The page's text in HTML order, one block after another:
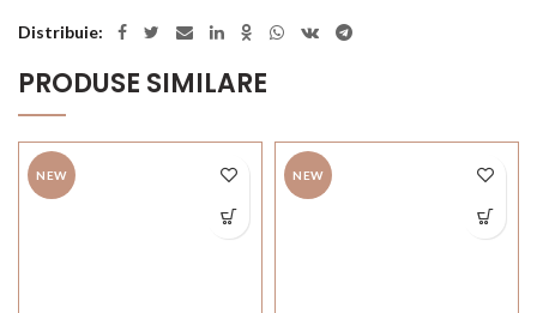
Distribuie
PRODUSE SIMILARE
NEW NEW